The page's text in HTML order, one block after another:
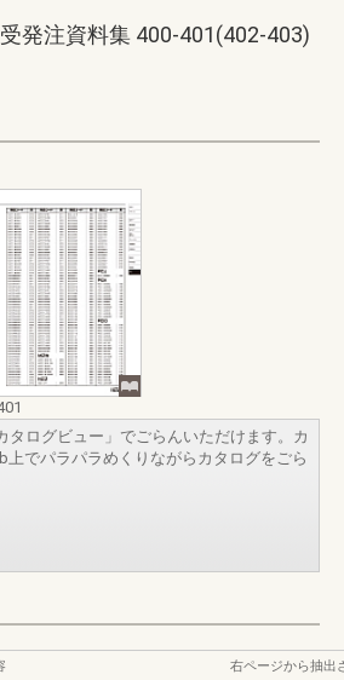
発注資料集 400-401(402-403)
タログビュー」でごらんいただけます。カ
上でパラパラめくりながらカタログをごら
右ページから抽出